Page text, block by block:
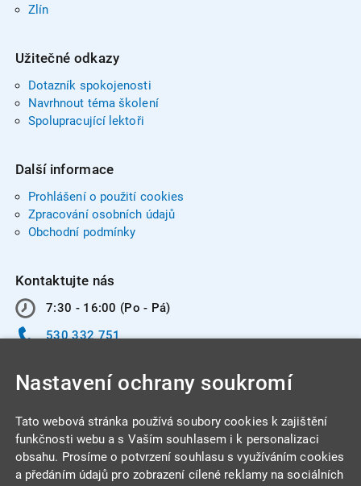
Zlín
Užitečné odkazy
Dotazník spokojenosti
Navrhnout téma školení
Spolupracující lektoři
Další informace
Prohlášení o použití cookies
Zpracování osobních údajů
Obchodní podmínky
Kontaktujte nás
7:30 - 16:00 (Po - Pá)
530 332 751
INTEGRA CENTRUM s.r.o.
Nastavení ochrany soukromí
Tato webová stránka používá soubory cookies k zajištění
funkčnosti webu a s Vaším souhlasem i k personalizaci
obsahu. Prosíme o potvrzení souhlasu s využíváním cookies
a předáním údajů pro zobrazení cílené reklamy na sociálních